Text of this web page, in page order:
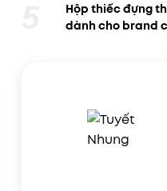
Hộp thiếc đựng
dành cho brand